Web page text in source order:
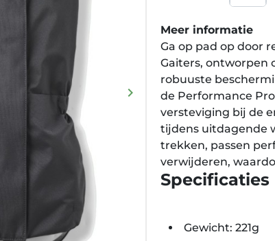
Volgende
keyboard_arrow_right
Meer informatie
Ga op pad op door
Gaiters, ontworpen
robuuste
de Performance
versteviging bij de
tijdens uitdagende
trekken, passen
verwijderen,
Specificaties
Gewicht: 221g